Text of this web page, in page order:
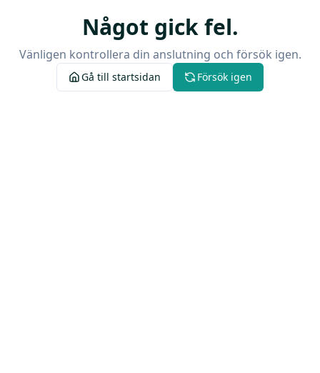
Något gick fel.
Vänligen kontrollera din anslutning och försök igen.
Gå till startsidan Försök igen